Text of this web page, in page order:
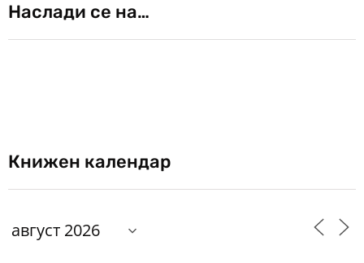
Наслади се на…
Книжен календар